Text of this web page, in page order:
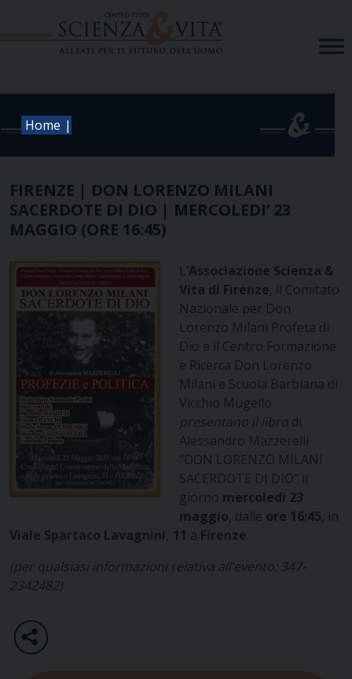
Home |
FIRENZE | DON LORENZO MILANI
SACERDOTE DI DIO | MERCOLEDI’ 23
MAGGIO (ORE 16:45)
L’Associazione Scienza &
Vita di Firenze , il Comitato
Nazionale per Don
Lorenzo Milani Profeta di
Dio e il Centro Formazione
e Ricerca Don Lorenzo
Milani e Scuola Barbiana di
Vicchio Mugello
presentano il libro di
Alessandro Mazzerelli
“DON LORENZO MILANI
SACERDOTE DI DIO” il
giorno mercoledì 23
maggio , dalle ore 16:45 , in
Viale Spartaco Lavagnini, 11 a Firenze.
(per qualsiasi informazioni relativa all’evento: 347-
2342482)